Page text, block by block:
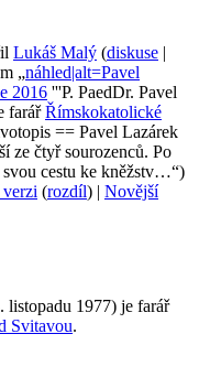
Lukáš Malý (diskuse |
„náhled|alt=Pavel
2016 '''P. PaedDr. Pavel
farářŘímskokatolické
== Pavel Lazárek
ze čtyř sourozenců. Po
cestu ke kněžstv…“)
(rozdíl) | Novější
listopadu 1977) je farář
Svitavou.